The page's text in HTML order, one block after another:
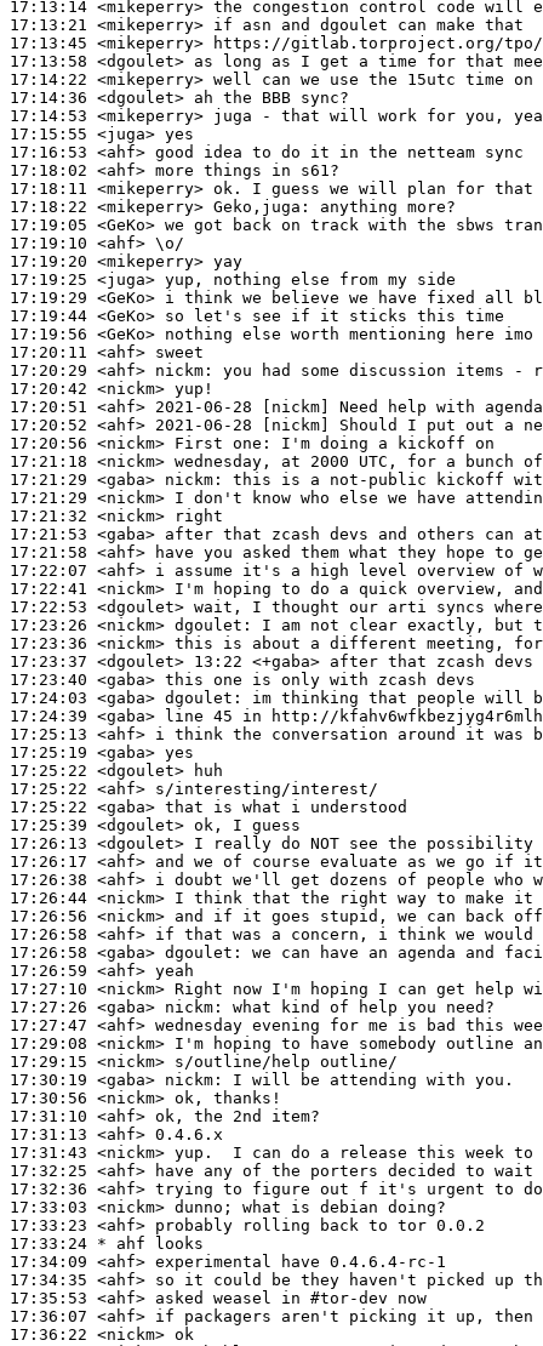
17:13:14 <mikeperry>
17:13:21 <mikeperry>
17:13:45 <mikeperry>
17:13:58 <dgoulet>
17:14:22 <mikeperry>
17:14:36 <dgoulet>
17:14:53 <mikeperry>
17:15:55 <juga>
17:16:53 <ahf>
17:18:02 <ahf>
17:18:11 <mikeperry>
17:18:22 <mikeperry> Geko,juga:
17:19:05 <GeKo>
17:19:10 <ahf>
17:19:20 <mikeperry>
17:19:25 <juga>
17:19:29 <GeKo>
17:19:44 <GeKo>
17:19:56 <GeKo>
17:20:11 <ahf>
17:20:29 <ahf> nickm:
17:20:42 <nickm>
17:20:51 <ahf>
17:20:52 <ahf>
17:20:56 <nickm>
17:21:18 <nickm>
17:21:29 <gaba> nickm:
17:21:29 <nickm>
17:21:32 <nickm>
17:21:53 <gaba>
17:21:58 <ahf>
17:22:07 <ahf>
17:22:41 <nickm>
17:22:53 <dgoulet>
17:23:26 <nickm> dgoulet:
17:23:36 <nickm>
17:23:37 <dgoulet>
17:23:40 <gaba>
17:24:03 <gaba> dgoulet:
17:24:39 <gaba>
17:25:13 <ahf>
17:25:19 <gaba>
17:25:22 <dgoulet>
17:25:22 <ahf>
17:25:22 <gaba>
17:25:39 <dgoulet>
17:26:13 <dgoulet>
17:26:17 <ahf>
17:26:38 <ahf>
17:26:44 <nickm>
17:26:56 <nickm>
17:26:58 <ahf>
17:26:58 <gaba> dgoulet:
17:26:59 <ahf>
17:27:10 <nickm>
17:27:26 <gaba> nickm:
17:27:47 <ahf>
17:29:08 <nickm>
17:29:15 <nickm>
17:30:19 <gaba> nickm:
17:30:56 <nickm>
17:31:10 <ahf>
17:31:13 <ahf>
17:31:43 <nickm>
17:32:25 <ahf>
17:32:36 <ahf>
17:33:03 <nickm>
17:33:23 <ahf>
17:33:24 * ahf
looks
17:34:09 <ahf>
17:34:35 <ahf>
17:35:53 <ahf>
17:36:07 <ahf>
17:36:22 <nickm>